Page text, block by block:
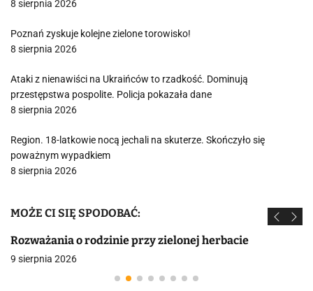
8 sierpnia 2026
Poznań zyskuje kolejne zielone torowisko!
8 sierpnia 2026
Ataki z nienawiści na Ukraińców to rzadkość. Dominują
przestępstwa pospolite. Policja pokazała dane
8 sierpnia 2026
Region. 18-latkowie nocą jechali na skuterze. Skończyło się
poważnym wypadkiem
8 sierpnia 2026
MOŻE CI SIĘ SPODOBAĆ:
Rozważania o rodzinie przy zielonej herbacie
9 sierpnia 2026